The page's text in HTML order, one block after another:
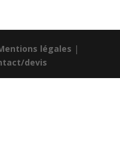
légales |
devis